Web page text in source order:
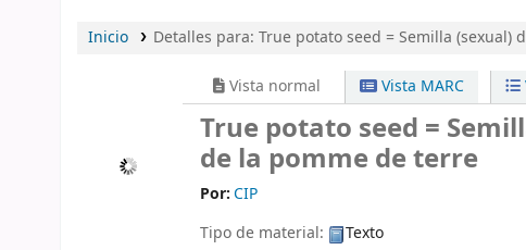
Inicio Detalles para: True potato seed = Semilla (sexual)
Vista normal Vista MARC
True potato seed =
de la pomme de terre
Por:CIP
Tipo de material:
Texto